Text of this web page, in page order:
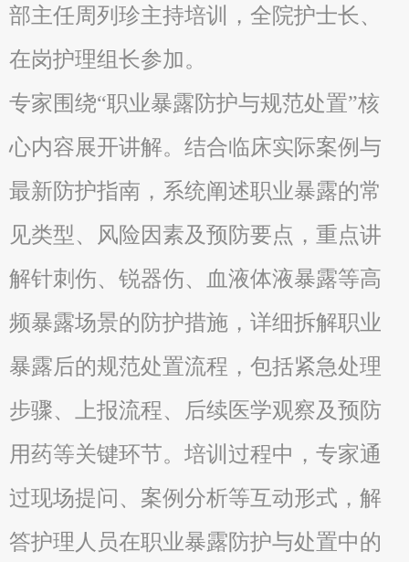
部主任周列珍主持培训，全院护士长、
在岗护理组长参加。
专家围绕“职业暴露防护与规范处置”核
心内容展开讲解。结合临床实际案例与
最新防护指南，系统阐述职业暴露的常
见类型、风险因素及预防要点，重点讲
解针刺伤、锐器伤、血液体液暴露等高
频暴露场景的防护措施，详细拆解职业
暴露后的规范处置流程，包括紧急处理
步骤、上报流程、后续医学观察及预防
用药等关键环节。培训过程中，专家通
过现场提问、案例分析等互动形式，解
答护理人员在职业暴露防护与处置中的